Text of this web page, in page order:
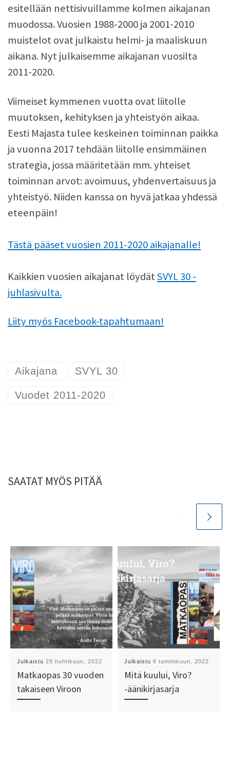
esitellään nettisivuillamme kolmen aikajanan
muodossa. Vuosien 1988-2000 ja 2001-2010
muistelot ovat julkaistu helmi- ja maaliskuun
aikana. Nyt julkaisemme aikajanan vuosilta
2011-2020.
Viimeiset kymmenen vuotta ovat liitolle
muutoksen, kehityksen ja yhteistyön aikaa.
Eesti Majasta tulee keskeinen toiminnan paikka
ja vuonna 2017 tehdään liitolle ensimmäinen
strategia, jossa määritetään mm. yhteiset
toiminnan arvot: avoimuus, yhdenvertaisuus ja
yhteistyö. Niiden kanssa on hyvä jatkaa yhdessä
eteenpäin!
Tästä pääset vuosien 2011-2020 aikajanalle!
Kaikkien vuosien aikajanat löydätSVYL 30 -
juhlasivulta.
Liity myös Facebook-tapahtumaan!
Aikajana SVYL 30
Vuodet 2011-2020
SAATAT MYÖS PITÄÄ
Julkaistu29 huhtikuun, 2022
Matkaopas 30 vuoden
takaiseen Viroon
Julkaistu6 tammikuun, 2022
Mitä kuului, Viro?
-äänikirjasarja